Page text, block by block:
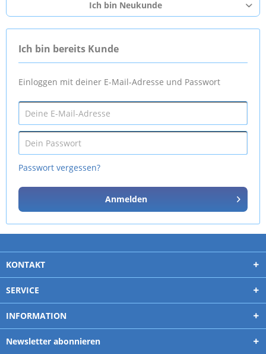
Ich bin Neukunde
Ich bin bereits Kunde
Einloggen mit deiner E-Mail-Adresse und Passwort
Passwort vergessen?
Anmelden
KONTAKT
SERVICE
INFORMATION
Newsletter abonnieren